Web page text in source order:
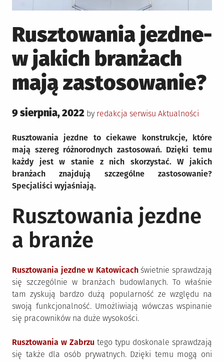
Rusztowania jezdne-
w jakich branżach
mają zastosowanie?
Posted
9 sierpnia, 2022 by redakcja serwisu Posted
Aktualności
Rusztowania jezdne to ciekawe konstrukcje, które
mają szereg różnorodnych zastosowań. Dzięki temu
każdy jest w stanie z nich skorzystać. W jakich
branżach znajdują szczególne zastosowanie?
Specjaliści wyjaśniają.
Rusztowania jezdne
a branże
Rusztowania jezdne w Katowicachświetnie sprawdzają
się szczególnie w branżach budowlanych. To właśnie
tam zyskują bardzo dużą popularność ze względu na
swoją funkcjonalność. Umożliwiają wówczas wspinanie
się pracowników na duże wysokości.
Rusztowania w Zabrzu tego typu doskonale sprawdzają
się także dla osób prywatnych. Dzięki temu mogą oni